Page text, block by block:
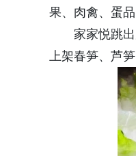
果、肉禽、蛋
家家悦跳
上架春笋、芦